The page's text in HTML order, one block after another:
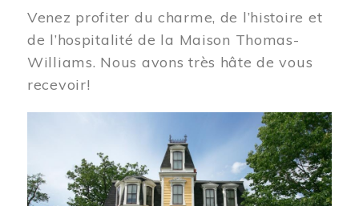
Venez profiter du charme, de l’histoire et
de l’hospitalité de la Maison Thomas-
Williams. Nous avons très hâte de vous
recevoir!